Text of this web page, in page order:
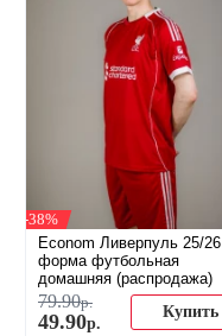
-38%
Econom Ливерпуль 25/26
форма футбольная
домашняя (распродажа)
79.90р.
49.90р.
Купить